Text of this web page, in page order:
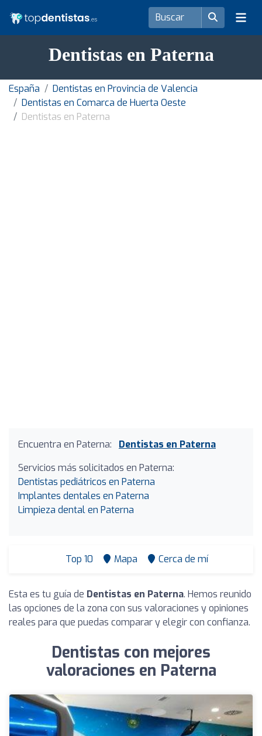
Dentistas en Paterna
España
Dentistas en Provincia de Valencia
Dentistas en Comarca de Huerta Oeste
Dentistas en Paterna
Encuentra en Paterna:
Dentistas en Paterna
Servicios más solicitados en Paterna:
Dentistas pediátricos en Paterna
Implantes dentales en Paterna
Limpieza dental en Paterna
Top 10 Mapa Cerca de mí
Esta es tu guía de Dentistas en Paterna. Hemos reunido
las opciones de la zona con sus valoraciones y opiniones
reales para que puedas comparar y elegir con confianza.
Dentistas con mejores
valoraciones en Paterna